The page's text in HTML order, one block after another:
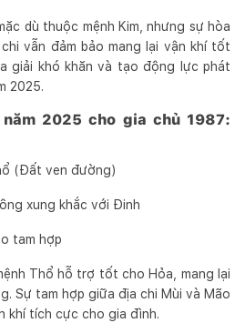
dù thuộc mệnh Kim, nhưng sự hòa
vẫn đảm bảo mang lại vận khí tốt
giải khó khăn và tạo động lực phát
2025.
2025 cho gia chủ 1987:
(Đất ven đường)
xung khắc với Đinh
tam hợp
Thổ hỗ trợ tốt cho Hỏa, mang lại
Sự tam hợp giữa địa chi Mùi và Mão
khí tích cực cho gia đình.